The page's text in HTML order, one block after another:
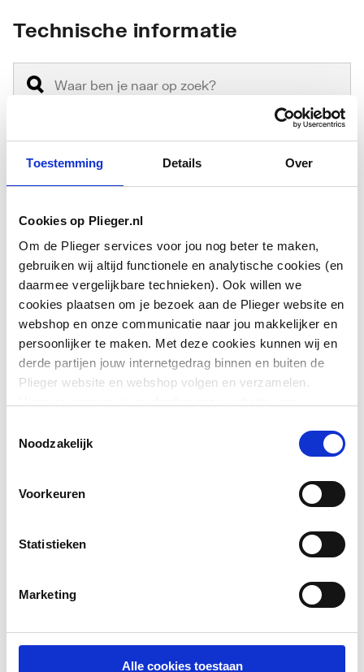
Toestemming Details Over
Cookies op Plieger.nl
Om de Plieger services voor jou nog beter te maken,
gebruiken wij altijd functionele en analytische cookies (en
daarmee vergelijkbare technieken). Ook willen we
cookies plaatsen om je bezoek aan de Plieger website en
webshop en onze communicatie naar jou makkelijker en
persoonlijker te maken. Met deze cookies kunnen wij en
derde partijen jouw internetgedrag binnen en buiten de
Plieger website en webshop volgen en verzamelen.
We slaan je cookievoorkeur op in je browser.
Noodzakelijk
Voorkeuren
Statistieken
Marketing
Alle cookies toestaan
Technische informatie
Materiaal knelring Messing
buisdiameter
Geschikt voor wanddikte1
Materiaal wartelmoer Messing
Surface protection
union nut
Vernikkeld
Draadmaat moer 1/2"
Draadaansluiting
buis
Geschikt voor koperen
Geschikt voor kunststof
Toon meer
Downloads